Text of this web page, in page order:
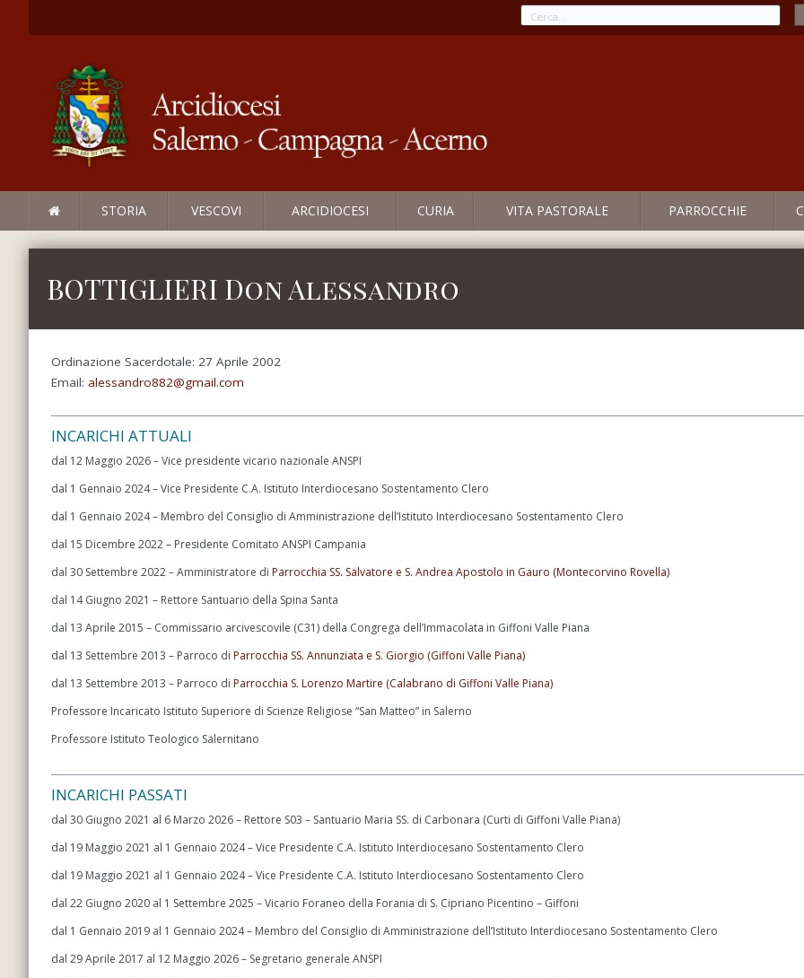
STORIA VESCOVI ARCIDIOCESI CURIA VITA PASTORALE PARROCCHIE
BOTTIGLIERI Don Alessandro
Ordinazione Sacerdotale: 27 Aprile 2002
Email: alessandro882@gmail.com
INCARICHI ATTUALI
dal 12 Maggio 2026 – Vice presidente vicario nazionale ANSPI
dal 1 Gennaio 2024 – Vice Presidente C.A. Istituto Interdiocesano Sostentamento Clero
dal 1 Gennaio 2024 – Membro del Consiglio di Amministrazione dell’Istituto Interdiocesano Sostentamento Clero
dal 15 Dicembre 2022 – Presidente Comitato ANSPI Campania
dal 30 Settembre 2022 – Amministratore di Parrocchia SS. Salvatore e S. Andrea Apostolo in Gauro (Montecorvino Rovella)
dal 14 Giugno 2021 – Rettore Santuario della Spina Santa
dal 13 Aprile 2015 – Commissario arcivescovile (C31) della Congrega dell’Immacolata in Giffoni Valle Piana
dal 13 Settembre 2013 – Parroco di Parrocchia SS. Annunziata e S. Giorgio (Giffoni Valle Piana)
dal 13 Settembre 2013 – Parroco di Parrocchia S. Lorenzo Martire (Calabrano di Giffoni Valle Piana)
Professore Incaricato Istituto Superiore di Scienze Religiose “San Matteo” in Salerno
Professore Istituto Teologico Salernitano
INCARICHI PASSATI
dal 30 Giugno 2021 al 6 Marzo 2026 – Rettore S03 – Santuario Maria SS. di Carbonara (Curti di Giffoni Valle Piana)
dal 19 Maggio 2021 al 1 Gennaio 2024 – Vice Presidente C.A. Istituto Interdiocesano Sostentamento Clero
dal 19 Maggio 2021 al 1 Gennaio 2024 – Vice Presidente C.A. Istituto Interdiocesano Sostentamento Clero
dal 22 Giugno 2020 al 1 Settembre 2025 – Vicario Foraneo della Forania di S. Cipriano Picentino – Giffoni
dal 1 Gennaio 2019 al 1 Gennaio 2024 – Membro del Consiglio di Amministrazione dell’Istituto Interdiocesano Sostentamento Clero
dal 29 Aprile 2017 al 12 Maggio 2026 – Segretario generale ANSPI